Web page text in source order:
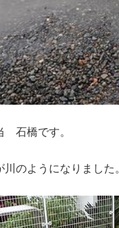
石橋です。
のようになりました。